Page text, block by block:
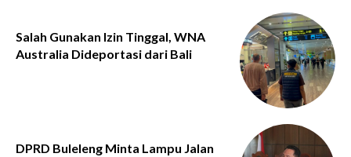
Salah Gunakan Izin Tinggal, WNA
Australia Dideportasi dari Bali
DPRD Buleleng Minta Lampu Jalan